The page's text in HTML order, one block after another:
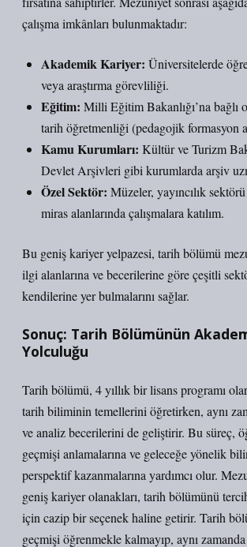
çalışma imkânları bulunmaktadır:
Akademik Kariyer: Üniversitelerde
veya araştırma görevliliği.
Eğitim: Milli Eğitim Bakanlığı’na bağlı
tarih öğretmenliği (pedagojik formasyon
Kamu Kurumları: Kültür ve Turizm
Devlet Arşivleri gibi kurumlarda arşiv
Özel Sektör: Müzeler, yayıncılık
miras alanlarında çalışmalara katılım.
Bu geniş kariyer yelpazesi, tarih bölümü
ilgi alanlarına ve becerilerine göre çeşitli
kendilerine yer bulmalarını sağlar.
Sonuç: Tarih Bölümünün
Yolculuğu
Tarih bölümü, 4 yıllık bir lisans programı
tarih biliminin temellerini öğretirken, aynı
ve analiz becerilerini de geliştirir. Bu süreç,
geçmişi anlamalarına ve geleceğe yönelik
perspektif kazanmalarına yardımcı olur.
geniş kariyer olanakları, tarih bölümünü
için cazip bir seçenek haline getirir. Tarih
geçmişi öğrenmekle kalmayıp, aynı